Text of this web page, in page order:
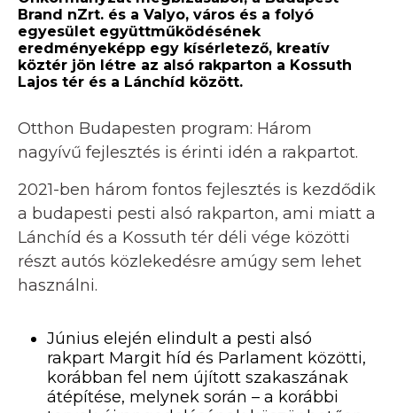
Brand nZrt. és a Valyo, város és a folyó
egyesület együttműködésének
eredményeképp egy kísérletező, kreatív
köztér jön létre az alsó rakparton a Kossuth
Lajos tér és a Lánchíd között.
Otthon Budapesten program: Három
nagyívű fejlesztés is érinti idén a rakpartot.
2021-ben három fontos fejlesztés is kezdődik
a budapesti pesti alsó rakparton, ami miatt a
Lánchíd és a Kossuth tér déli vége közötti
részt autós közlekedésre amúgy sem lehet
használni.
Június elején elindult a pesti alsó
rakpart Margit híd és Parlament közötti,
korábban fel nem újított szakaszának
átépítése, melynek során – a korábbi